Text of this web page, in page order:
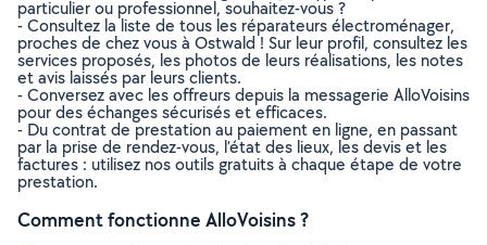
particulier ou professionnel, souhaitez-vous ?
- Consultez la liste de tous les réparateurs électroménager,
proches de chez vous à Ostwald ! Sur leur profil, consultez les
services proposés, les photos de leurs réalisations, les notes
et avis laissés par leurs clients.
- Conversez avec les offreurs depuis la messagerie AlloVoisins
pour des échanges sécurisés et efficaces.
- Du contrat de prestation au paiement en ligne, en passant
par la prise de rendez-vous, l’état des lieux, les devis et les
factures : utilisez nos outils gratuits à chaque étape de votre
prestation.
Comment fonctionne AlloVoisins ?